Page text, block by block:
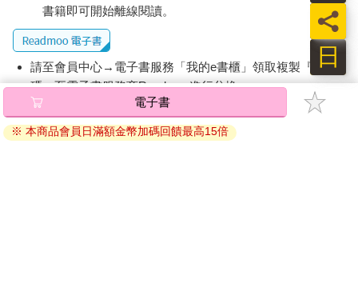
書籍即可開始離線閱讀。
請至會員中心→電子書服務「我的e書櫃」領取複製『兌換
碼』至電子書服務商Readmoo進行兌換。
退換貨須知：
因版權保護，您在金石堂所購買的電子書僅能以金石堂專屬
電子書
※ 本商品會員日滿額金幣加碼回饋最高15倍
日
員